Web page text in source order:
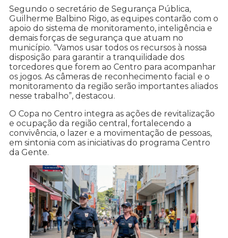
Segundo o secretário de Segurança Pública,
Guilherme Balbino Rigo, as equipes contarão com o
apoio do sistema de monitoramento, inteligência e
demais forças de segurança que atuam no
município. “Vamos usar todos os recursos à nossa
disposição para garantir a tranquilidade dos
torcedores que forem ao Centro para acompanhar
os jogos. As câmeras de reconhecimento facial e o
monitoramento da região serão importantes aliados
nesse trabalho”, destacou.
O Copa no Centro integra as ações de revitalização
e ocupação da região central, fortalecendo a
convivência, o lazer e a movimentação de pessoas,
em sintonia com as iniciativas do programa Centro
da Gente.